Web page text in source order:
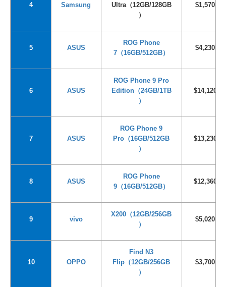
4 Samsung
Ultra（12GB/128GB
）
$1,570
5 ASUS
ROG Phone
7 （16GB/512GB）
$4,230
6 ASUS
ROG Phone 9 Pro
Edition（24GB/1TB
）
$14,120
7 ASUS
ROG Phone 9
Pro （16GB/512GB
）
$13,230
8 ASUS
ROG Phone
9 （16GB/512GB）
$12,360
9 vivo
X200 （12GB/256GB
）
$5,020
10 OPPO
Find N3
Flip （12GB/256GB
）
$3,700